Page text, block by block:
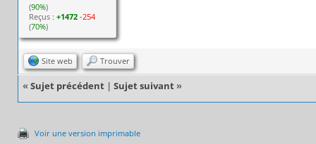
(90%)
Reçus :+1472 -254
(70%)
Site web Trouver
« Sujet précédent | Sujet suivant »
Voir une version imprimable